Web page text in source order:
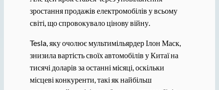
зростання продажів електромобілів у всьому
світі, що спровокувало цінову війну.
Tesla, яку очолює мультимільярдер Ілон Маск,
знизила вартість своїх автомобілів у Китаї на
тисячі доларів за останні місяці, оскільки
місцеві конкуренти, такі як найбільш